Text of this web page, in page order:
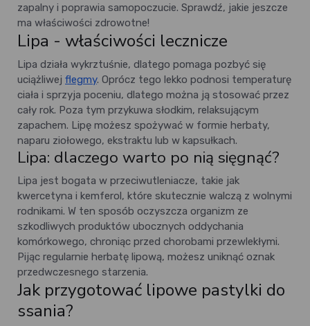
zapalny i poprawia samopoczucie. Sprawdź, jakie jeszcze
ma właściwości zdrowotne!
Lipa - właściwości lecznicze
Lipa działa wykrztuśnie, dlatego pomaga pozbyć się
uciążliwej flegmy. Oprócz tego lekko podnosi temperaturę
ciała i sprzyja poceniu, dlatego można ją stosować przez
cały rok. Poza tym przykuwa słodkim, relaksującym
zapachem. Lipę możesz spożywać w formie herbaty,
naparu ziołowego, ekstraktu lub w kapsułkach.
Lipa: dlaczego warto po nią sięgnąć?
Lipa jest bogata w przeciwutleniacze, takie jak
kwercetyna i kemferol, które skutecznie walczą z wolnymi
rodnikami. W ten sposób oczyszcza organizm ze
szkodliwych produktów ubocznych oddychania
komórkowego, chroniąc przed chorobami przewlekłymi.
Pijąc regularnie herbatę lipową, możesz uniknąć oznak
przedwczesnego starzenia.
Jak przygotować lipowe pastylki do
ssania?